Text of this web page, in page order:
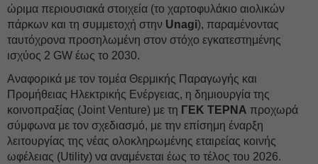
ώριμα περιουσιακά στοιχεία (το χαρτοφυλάκιο αιολικών
πάρκων και τη συμμετοχή στην Unagi), παραμένοντας
ταυτόχρονα προσηλωμένη στον στόχο εγκατεστημένης
ισχύος 2 GW έως το 2030.
Αναφορικά με τον τομέα Θερμικής Παραγωγής και
Προμήθειας Ηλεκτρικής Ενέργειας, η δημιουργία της
κοινοπραξίας (Joint Venture) με τη ΓΕΚ ΤΕΡΝΑ προχωρά
σύμφωνα με τον σχεδιασμό, με την επίσημη έναρξη
λειτουργίας της νέας ολοκληρωμένης εταιρείας κοινής
ωφέλειας (Utility) να αναμένεται έως το τέλος του 2026.